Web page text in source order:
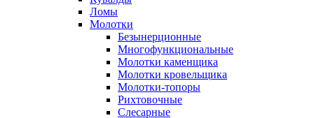
Ломы
Молотки
Безынерционные
Многофункциональные
Молотки каменщика
Молотки кровельщика
Молотки-топоры
Рихтовочные
Слесарные